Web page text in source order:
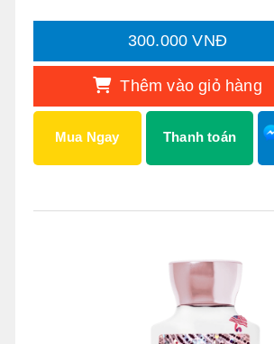
300.000 VNĐ
Thêm vào giỏ hàng
Mua Ngay Thanh toán